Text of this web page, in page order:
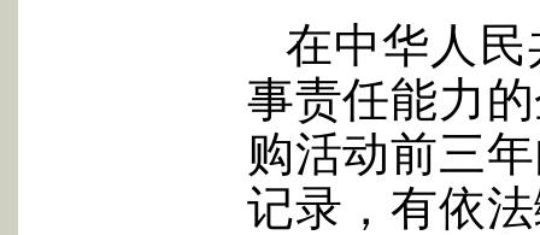
在中华人
事责任能力
购活动前三
记录，有依